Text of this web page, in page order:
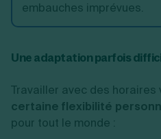
embauches imprévues.
Une adaptation parfois
Travailler avec des
certaine flexibilité
pour tout le monde :